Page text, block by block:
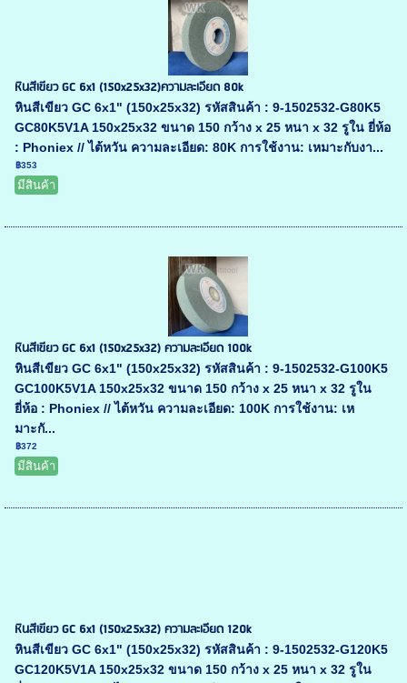
หินสีเขียว GC 6x1 (150x25x32)ความละเอียด 80k
หินสีเขียว GC 6x1" (150x25x32) รหัสสินค้า : 9-1502532-G80K5
GC80K5V1A 150x25x32 ขนาด 150 กว้าง x 25 หนา x 32 รูใน ยี่ห้อ
: Phoniex // ไต้หวัน ความละเอียด: 80K การใช้งาน: เหมาะกับงา...
฿353
มีสินค้า
หินสีเขียว GC 6x1 (150x25x32) ความละเอียด 100k
หินสีเขียว GC 6x1" (150x25x32) รหัสสินค้า : 9-1502532-G100K5
GC100K5V1A 150x25x32 ขนาด 150 กว้าง x 25 หนา x 32 รูใน
ยี่ห้อ : Phoniex // ไต้หวัน ความละเอียด: 100K การใช้งาน: เห
มาะกั...
฿372
มีสินค้า
หินสีเขียว GC 6x1 (150x25x32) ความละเอียด 120k
หินสีเขียว GC 6x1" (150x25x32) รหัสสินค้า : 9-1502532-G120K5
GC120K5V1A 150x25x32 ขนาด 150 กว้าง x 25 หนา x 32 รูใน